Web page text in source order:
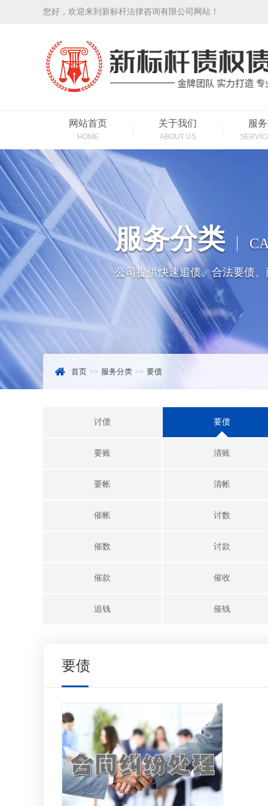
您好，欢迎来到新标杆法律咨询有限公司网站！
网站首页
HOME
关于我们
ABOUT US
服
服务分类
公司提供快速追债、合法要债
首页 服务分类 要债
讨债 要债
要账 清账
要帐 清帐
催帐 讨数
催数 讨款
催款 催收
追钱 催钱
要债